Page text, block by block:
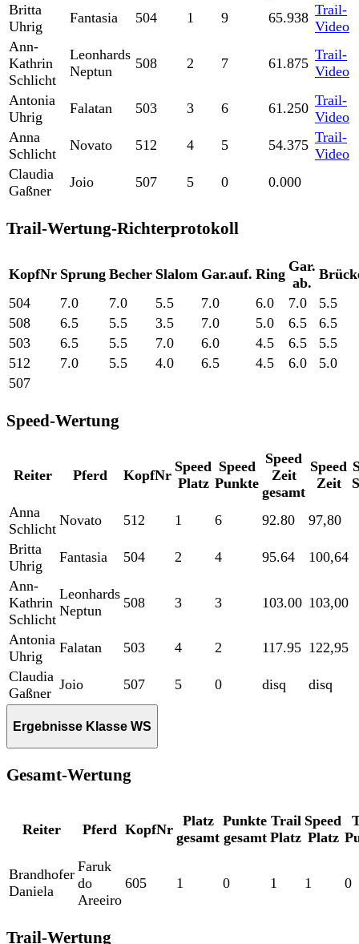
Britta
Uhrig
Fantasia 504 1 9 65.938 Trail-
Video
Ann-
Kathrin
Schlicht
Leonhards
Neptun
508 2 7 61.875
Trail-
Video
Antonia
Uhrig
Falatan 503 3 6 61.250 Trail-
Video
Anna
Schlicht
Novato 512 4 5 54.375 Trail-
Video
Claudia
Gaßner
Joio 507 5 0 0.000
Trail-Wertung-Richterprotokoll
KopfNr Sprung Becher Slalom Gar.auf. Ring Gar.
ab.
504
7.0 7.0 5.5 7.0 6.0 7.0
5.5
508
6.5 5.5 3.5 7.0 5.0 6.5
6.5
503
6.5 5.5 7.0 6.0 4.5 6.5
5.5
512
7.0 5.5 4.0 6.5 4.5 6.0
5.0
507
Speed-Wertung
Reiter Pferd KopfNr
Speed
Platz
Speed
Punkte
Speed
Zeit
gesamt
Speed
Zeit
Anna
Schlicht
Novato 512 1 6 92.80
97,80
Britta
Uhrig
Fantasia 504 2 4 95.64
100,64
Ann-
Kathrin
Schlicht
Leonhards
Neptun
508 3 3 103.00 103,00
Antonia
Uhrig
Falatan 503 4 2 117.95 122,95
Claudia
Gaßner
Joio 507 5 0 disq disq
Ergebnisse Klasse WS
Gesamt-Wertung
Reiter Pferd KopfNr
Platz
gesamt
Punkte
gesamt
Trail
Platz
Speed
Platz
Brandhofer
Daniela
Faruk
do
Areeiro
605 1 0 1 1 0
Trail-Wertung